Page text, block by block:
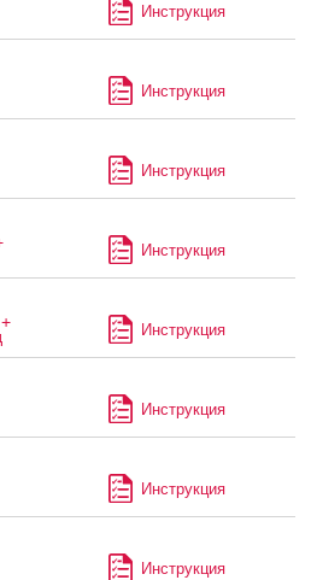
Инструкция
Инструкция
Инструкция
Инструкция
Инструкция
Инструкция
Инструкция
Инструкция